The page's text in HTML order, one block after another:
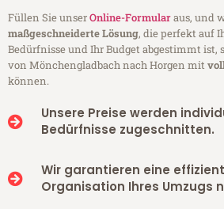
Füllen Sie unserOnline-Formularaus, und
maßgeschneiderte Lösung, die perfekt auf
Bedürfnisse und Ihr Budget abgestimmt ist,
von Mönchengladbach nach Horgen mit
können.
Unsere Preise werden
Bedürfnisse zugeschnitten.
Wir garantieren eine
Organisation Ihres Umzugs